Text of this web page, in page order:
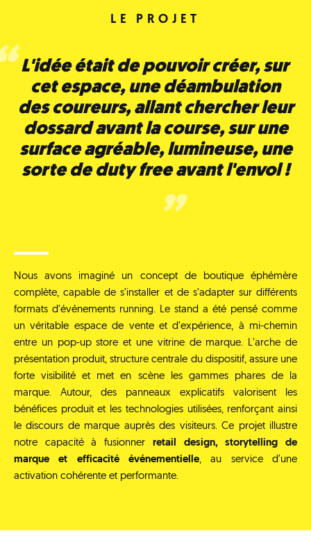
LE PROJET
L'idée était de pouvoir créer, sur
cet espace, une déambulation
des coureurs, allant chercher leur
dossard avant la course, sur une
surface agréable, lumineuse, une
sorte de duty free avant l'envol !
Nous avons imaginé un concept de boutique éphémère
complète, capable de s’installer et de s’adapter sur différents
formats d’événements running. Le stand a été pensé comme
un véritable espace de vente et d’expérience, à mi-chemin
entre un pop-up store et une vitrine de marque. L’arche de
présentation produit, structure centrale du dispositif, assure une
forte visibilité et met en scène les gammes phares de la
marque. Autour, des panneaux explicatifs valorisent les
bénéfices produit et les technologies utilisées, renforçant ainsi
le discours de marque auprès des visiteurs. Ce projet illustre
notre capacité à fusionner retail design, storytelling de
marque et efficacité événementielle, au service d’une
activation cohérente et performante.